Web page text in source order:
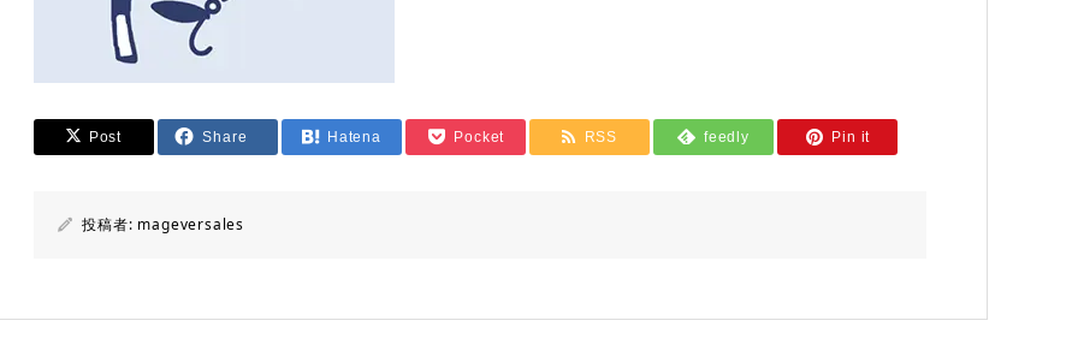
Post Share Hatena Pocket RSS feedly Pin it
投稿者: mageversales